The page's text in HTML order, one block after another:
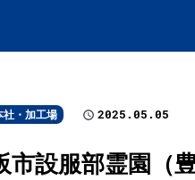
社・加工場 2025.05.05
市設服部霊園（